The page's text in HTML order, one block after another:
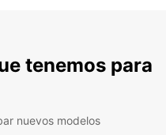
tenemos para
nuevos modelos